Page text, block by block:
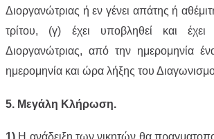
Διοργανώτριας ή εν γένει απάτης ή
τρίτου, (γ) έχει υποβληθεί και
Διοργανώτριας, από την ημερομηνία
ημερομηνία και ώρα λήξης του
5. Μεγάλη Κλήρωση.